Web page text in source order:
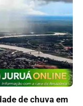
de chuva em